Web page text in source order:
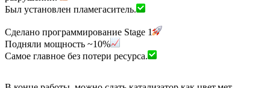
Был установлен пламегаситель.
Сделано программирование Stage 1
Подняли мощность ~10%
Самое главное без потери ресурса.